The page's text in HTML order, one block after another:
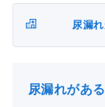
尿漏
尿漏れがあ